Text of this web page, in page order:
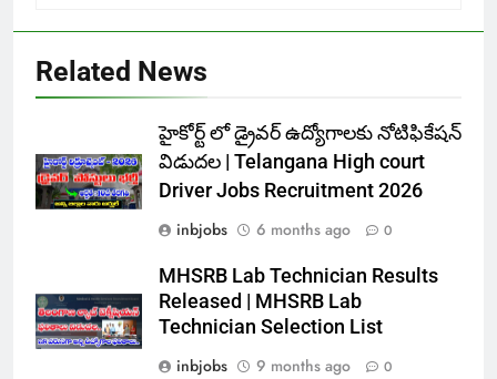
Related News
హైకోర్ట్ లో డ్రైవర్ ఉద్యోగాలకు నోటిఫికేషన్
విడుదల | Telangana High court
Driver Jobs Recruitment 2026
inbjobs
6 months ago 0
MHSRB Lab Technician Results
Released | MHSRB Lab
Technician Selection List
inbjobs
9 months ago 0